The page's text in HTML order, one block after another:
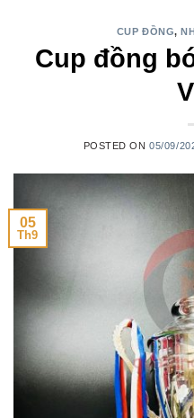
CUP ĐỒNG,
Cup đồng
POSTED ON05/09/
05
Th9